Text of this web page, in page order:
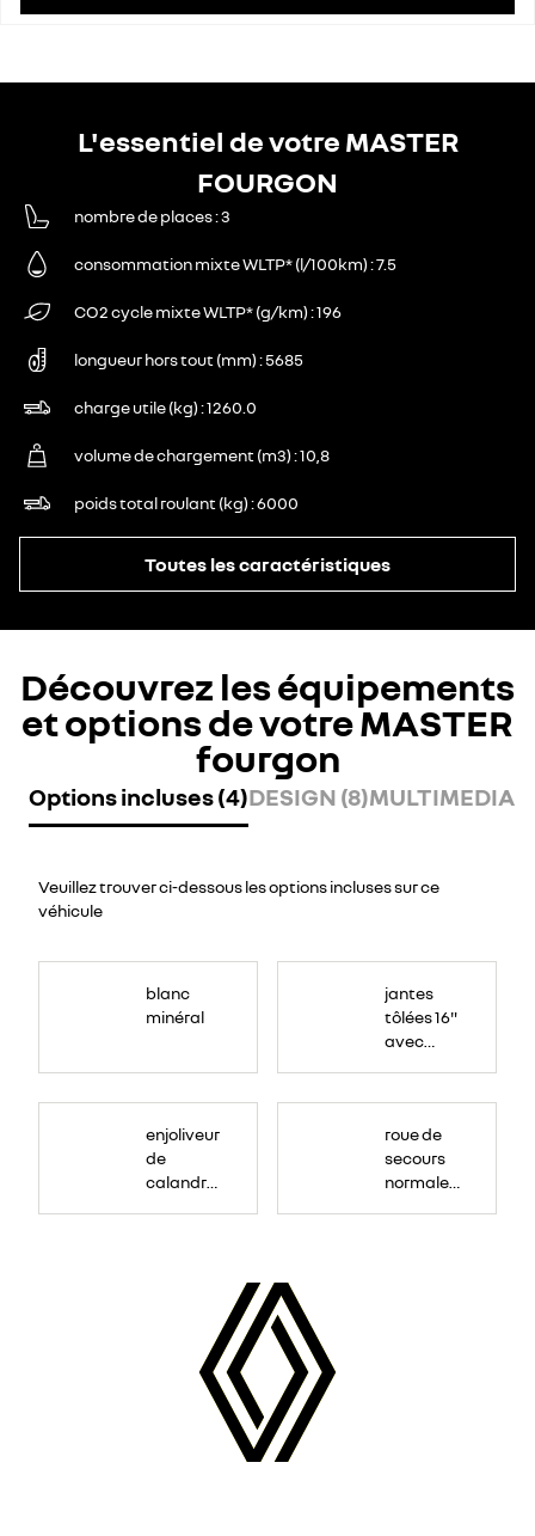
L'essentiel de votre MASTER
FOURGON
nombre de places 3
consommation mixte WLTP* (l/100km) 7.5
CO2 cycle mixte WLTP* (g/km) 196
longueur hors tout (mm) 5685
charge utile (kg) 1260.0
volume de chargement (m3) 10,8
poids total roulant (kg) 6000
Toutes les caractéristiques
Découvrez les équipements
et options de votre MASTER
fourgon
Options incluses (4)DESIGN (8)MULTIMEDIA
Veuillez trouver ci-dessous les options incluses sur ce
véhicule
blanc
minéral
jantes
tôlées 16"
avec
enjoliveur
de
calandre
roue de
secours
normale